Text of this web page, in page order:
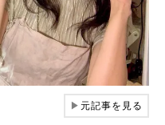
▶元記事を見る